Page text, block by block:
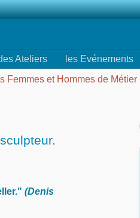
Ateliers les Evénements
Femmes et Hommes de Métier
(Denis